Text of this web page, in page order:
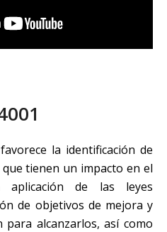
la identificación de
tienen un impacto en el
de las leyes
de objetivos de mejora y
alcanzarlos, así como